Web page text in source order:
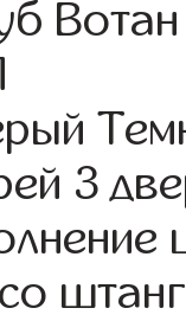
Вотан
3